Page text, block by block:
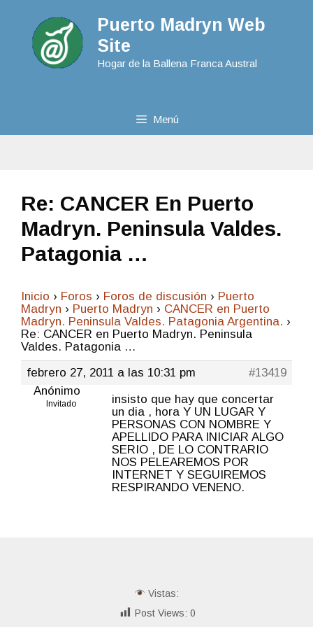
Puerto Madryn Web
Site
Hogar de la Ballena Franca Austral
Menú
Re: CANCER En Puerto
Madryn. Peninsula Valdes.
Patagonia …
Inicio › Foros › Foros de discusión › Puerto
Madryn › Puerto Madryn › CANCER en Puerto
Madryn. Peninsula Valdes. Patagonia Argentina. ›
Re: CANCER en Puerto Madryn. Peninsula
Valdes. Patagonia …
febrero 27, 2011 a las 10:31 pm
#13419
Anónimo
Invitado
insisto que hay que concertar
un dia , hora Y UN LUGAR Y
PERSONAS CON NOMBRE Y
APELLIDO PARA INICIAR ALGO
SERIO , DE LO CONTRARIO
NOS PELEAREMOS POR
INTERNET Y SEGUIREMOS
RESPIRANDO VENENO.
Vistas:
Post Views: 0